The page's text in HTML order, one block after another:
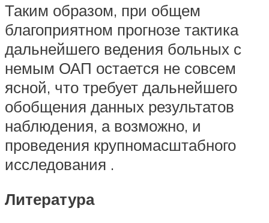
Таким образом, при общем
благоприятном прогнозе тактика
дальнейшего ведения больных с
немым ОАП остается не совсем
ясной, что требует дальнейшего
обобщения данных результатов
наблюдения, а возможно, и
проведения крупномасштабного
исследования .
Литература